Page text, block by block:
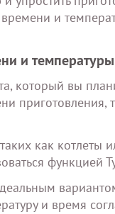
и
и
который вы
как котлеты
и время